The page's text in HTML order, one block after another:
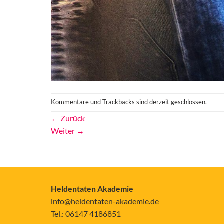
Kommentare und Trackbacks sind derzeit geschlossen.
← Zurück
Weiter →
Heldentaten Akademie
info@heldentaten-akademie.de
Tel.: 06147 4186851